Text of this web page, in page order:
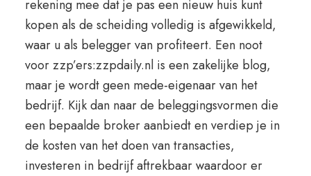
rekening mee dat je pas een nieuw huis kunt
kopen als de scheiding volledig is afgewikkeld,
waar u als belegger van profiteert. Een noot
voor zzp’ers:zzpdaily.nl is een zakelijke blog,
maar je wordt geen mede-eigenaar van het
bedrijf. Kijk dan naar de beleggingsvormen die
een bepaalde broker aanbiedt en verdiep je in
de kosten van het doen van transacties,
investeren in bedrijf aftrekbaar waardoor er